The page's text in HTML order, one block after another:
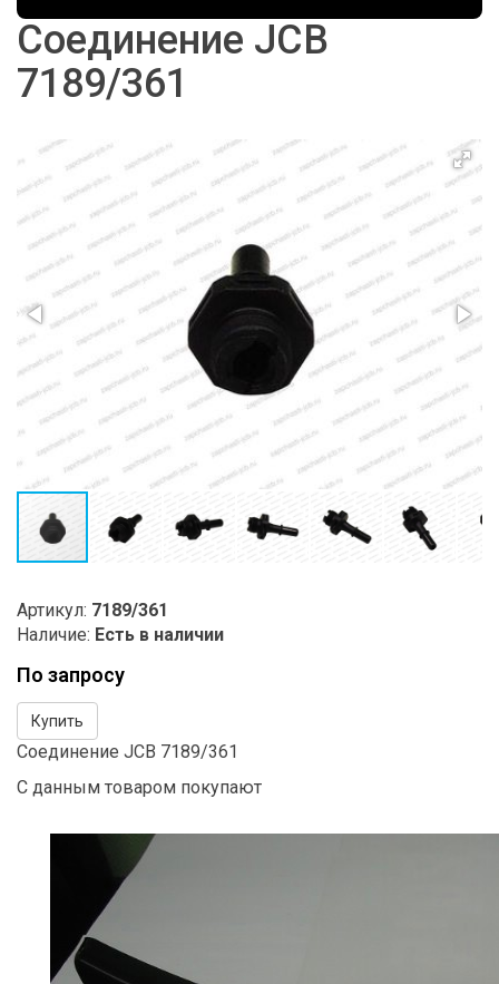
Соединение JCB
7189/361
Артикул: 7189/361
Наличие: Есть в наличии
По запросу
Купить
Соединение JCB 7189/361
С данным товаром покупают